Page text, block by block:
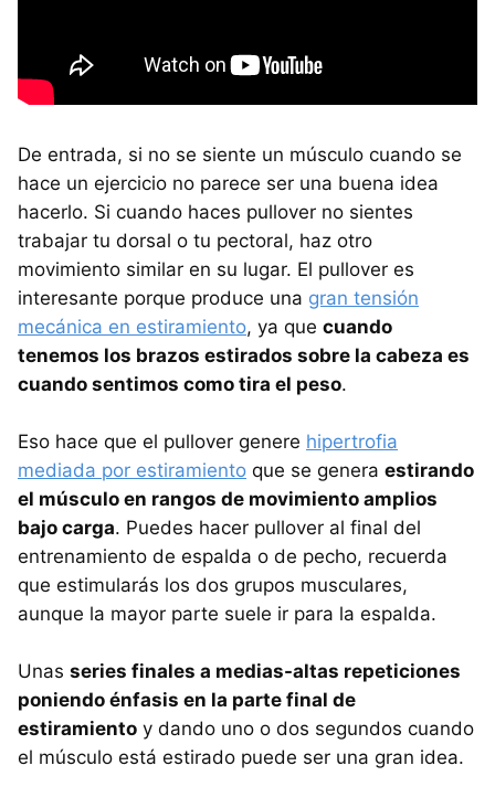
De entrada, si no se siente un músculo cuando se
hace un ejercicio no parece ser una buena idea
hacerlo. Si cuando haces pullover no sientes
trabajar tu dorsal o tu pectoral, haz otro
movimiento similar en su lugar. El pullover es
interesante porque produce una gran tensión
mecánica en estiramiento, ya que cuando
tenemos los brazos estirados sobre la cabeza es
cuando sentimos como tira el peso.
Eso hace que el pullover genere hipertrofia
mediada por estiramiento que se genera estirando
el músculo en rangos de movimiento amplios
bajo carga. Puedes hacer pullover al final del
entrenamiento de espalda o de pecho, recuerda
que estimularás los dos grupos musculares,
aunque la mayor parte suele ir para la espalda.
Unas series finales a medias-altas repeticiones
poniendo énfasis en la parte final de
estiramiento y dando uno o dos segundos cuando
el músculo está estirado puede ser una gran idea.